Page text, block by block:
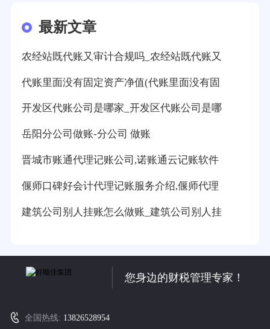
最新文章
农经站既代账又审计合规吗_农经站既代账又
代账里面没有固定资产净值(代账里面没有固
开发区代账公司是哪家_开发区代账公司是哪
岳阳分公司做账-分公司 做账
晋城市账通代理记账公司,诺账通云记账软件
偃师口碑好会计代理记账服务介绍,偃师代理
建筑公司别人挂账怎么做账_建筑公司别人挂
您身边的财税管理专家！
全国热线: 13826528954